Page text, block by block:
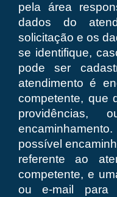
pela área
dados do
solicitação e os
se identifique,
pode ser
atendimento é
competente, que
providências,
possível
referente ao
competente, e
ou e-mail para